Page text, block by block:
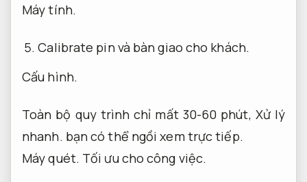
Máy tính.
Calibrate pin và bàn giao cho khách.
Cấu hình.
Toàn bộ quy trình chỉ mất 30-60 phút, Xử lý
nhanh. bạn có thể ngồi xem trực tiếp.
Máy quét. Tối ưu cho công việc.